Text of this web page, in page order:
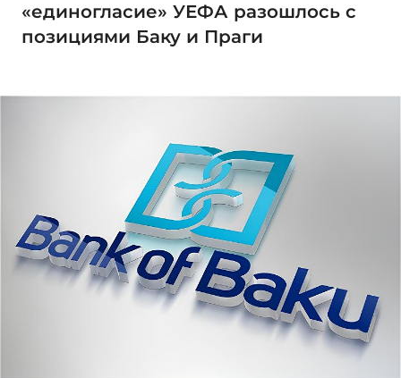
«единогласие» УЕФА разошлось с
позициями Баку и Праги